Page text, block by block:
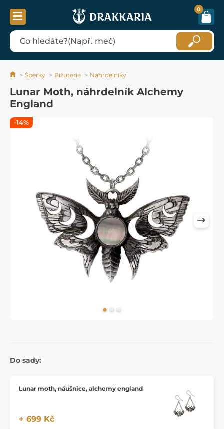
0
Šperky Bižuterie Náhrdelníky
Lunar Moth, náhrdelník Alchemy
England
Do sady:
Lunar moth, náušnice, alchemy england
+ 699 Kč
-14%